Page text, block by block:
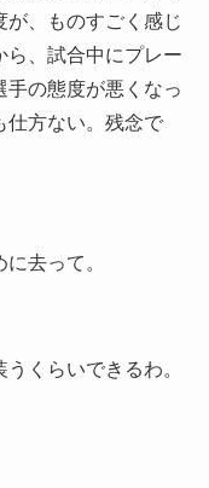
が、ものすごく感じ
ら、試合中にプレー
手の態度が悪くなっ
仕方ない。残念で
去って。
くらいできるわ。